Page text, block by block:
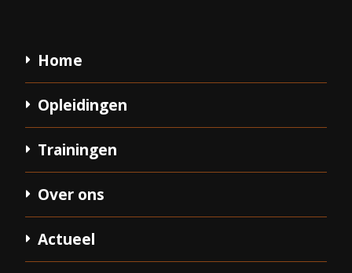
Home
Opleidingen
Trainingen
Over ons
Actueel